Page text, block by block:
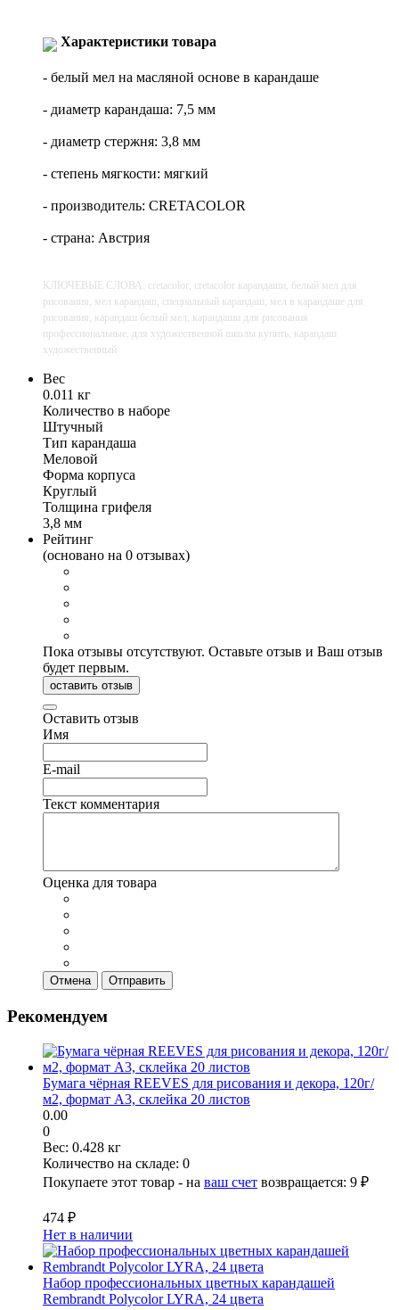
Характеристики товара
- белый мел на масляной основе в карандаше
- диаметр карандаша: 7,5 мм
- диаметр стержня: 3,8 мм
- степень мягкости: мягкий
- производитель: CRETACOLOR
- страна: Австрия
КЛЮЧЕВЫЕ СЛОВА: cretacolor, cretacolor карандаши, белый мел для
рисования, мел карандаш, специальный карандаш, мел в карандаше для
рисования, карандаш белый мел, карандаши для рисования
профессиональные, для художественной школы купить, карандаш
художественный
Вес
0.011 кг
Количество в наборе
Штучный
Тип карандаша
Меловой
Форма корпуса
Круглый
Толщина грифеля
3,8 мм
Рейтинг
(основано на 0 отзывах)
Пока отзывы отсутствуют. Оставьте отзыв и Ваш отзыв
будет первым.
оставить отзыв
Оставить отзыв
Имя
E-mail
Текст комментария
Оценка для товара
Отмена Отправить
Рекомендуем
Бумага чёрная REEVES для рисования и декора, 120г/
м2, формат A3, склейка 20 листов
0.00
0
Вес: 0.428 кг
Количество на складе: 0
Покупаете этот товар - на ваш счет возвращается: 9 ₽
474 ₽
Нет в наличии
Набор профессиональных цветных карандашей
Rembrandt Polycolor LYRA, 24 цвета